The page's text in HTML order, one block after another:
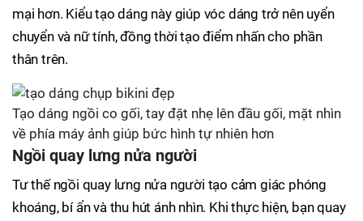
mại hơn. Kiểu tạo dáng này giúp vóc dáng trở nên uyển
chuyển và nữ tính, đồng thời tạo điểm nhấn cho phần
thân trên.
Tạo dáng ngồi co gối, tay đặt nhẹ lên đầu gối, mặt nhìn
về phía máy ảnh giúp bức hình tự nhiên hơn
Ngồi quay lưng nửa người
Tư thế ngồi quay lưng nửa người tạo cảm giác phóng
khoáng, bí ẩn và thu hút ánh nhìn. Khi thực hiện, bạn quay